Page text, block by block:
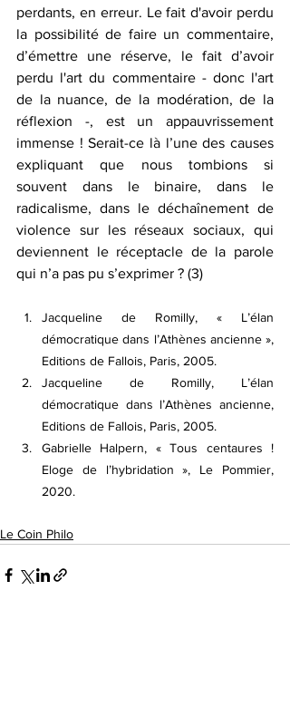
perdants, en erreur. Le fait d'avoir perdu
la possibilité de faire un commentaire,
d’émettre une réserve, le fait d’avoir
perdu l'art du commentaire - donc l'art
de la nuance, de la modération, de la
réflexion -, est un appauvrissement
immense ! Serait-ce là l’une des causes
expliquant que nous tombions si
souvent dans le binaire, dans le
radicalisme, dans le déchaînement de
violence sur les réseaux sociaux, qui
deviennent le réceptacle de la parole
qui n’a pas pu s’exprimer ? (3)
Jacqueline de Romilly, « L’élan
démocratique dans l’Athènes ancienne »,
Editions de Fallois, Paris, 2005.
Jacqueline de Romilly, L’élan
démocratique dans l’Athènes ancienne,
Editions de Fallois, Paris, 2005.
Gabrielle Halpern, « Tous centaures !
Eloge de l’hybridation », Le Pommier,
2020.
Le Coin Philo